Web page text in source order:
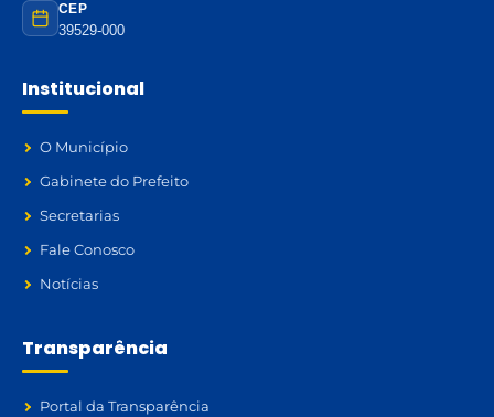
CEP
39529-000
Institucional
O Município
Gabinete do Prefeito
Secretarias
Fale Conosco
Notícias
Transparência
Portal da Transparência